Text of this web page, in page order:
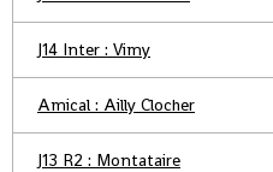
J14 Inter : Vimy
Amical : Ailly Clocher
J13 R2 : Montataire